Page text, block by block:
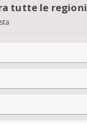
tutte le regioni